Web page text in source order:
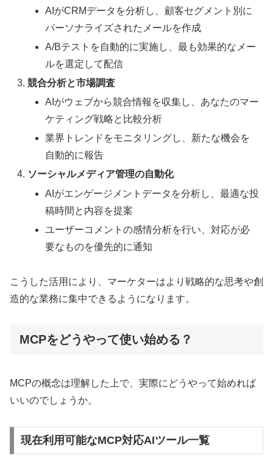
AIがCRMデータを分析し、顧客セグメント別に
パーソナライズされたメールを作成
A/Bテストを自動的に実施し、最も効果的なメー
ルを選定して配信
競合分析と市場調査
AIがウェブから競合情報を収集し、あなたのマー
ケティング戦略と比較分析
業界トレンドをモニタリングし、新たな機会を
自動的に報告
ソーシャルメディア管理の自動化
AIがエンゲージメントデータを分析し、最適な投
稿時間と内容を提案
ユーザーコメントの感情分析を行い、対応が必
要なものを優先的に通知
こうした活用により、マーケターはより戦略的な思考や創
造的な業務に集中できるようになります。
MCPをどうやって使い始める？
MCPの概念は理解した上で、実際にどうやって始めれば
いいのでしょうか。
現在利用可能なMCP対応AIツール一覧